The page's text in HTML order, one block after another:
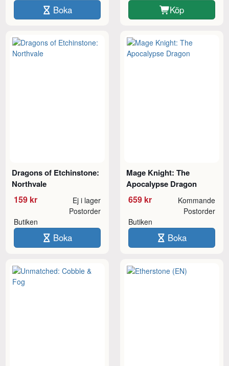
Boka Köp
Dragons of Etchinstone:
Northvale
159 kr Ej i lager
Butiken
Postorder
Boka
Mage Knight: The
Apocalypse Dragon
659 kr Kommande
Butiken
Postorder
Boka